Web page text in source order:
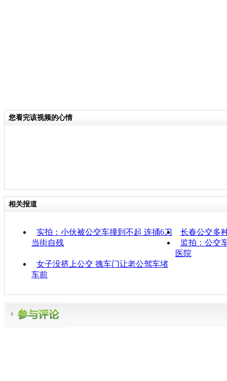
您看完该视频的心情
相关报道
实拍：小伙被公交车撞到不起 连捅6刀
当街自残
长春公交多
监拍：公交
医院
女子没挤上公交 拽车门让老公驾车堵
车前